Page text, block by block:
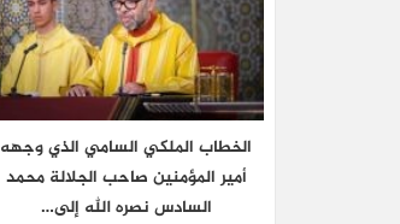
الخطاب الملكي السامي الذي وجهه
أمير المؤمنين صاحب الجلالة محمد
السادس نصره الله إلى…